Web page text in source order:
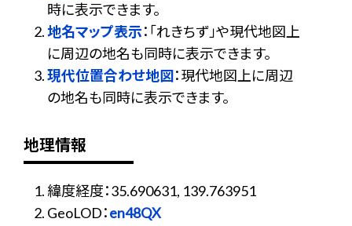
時に表示できます。
地名マップ表示：「れきちず」や現代地図上
に周辺の地名も同時に表示できます。
現代位置合わせ地図：現代地図上に周辺
の地名も同時に表示できます。
地理情報
緯度経度：35.690631, 139.763951
GeoLOD：en48QX